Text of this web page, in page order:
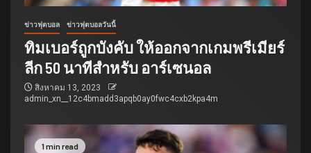
ข่าวฟุตบอล ข่าวฟุตบอลวันนี้
ทิมเบอร์ถูกบังคับ ให้ออกจากเกมพรีเมียร์
ลีก 50 นาทีสำหรับ อาร์เซนอล
สิงหาคม 13, 2023
admin_xn__12c4bmadd3apqb0ay0fwc4cxb2kpa4m
1 min read